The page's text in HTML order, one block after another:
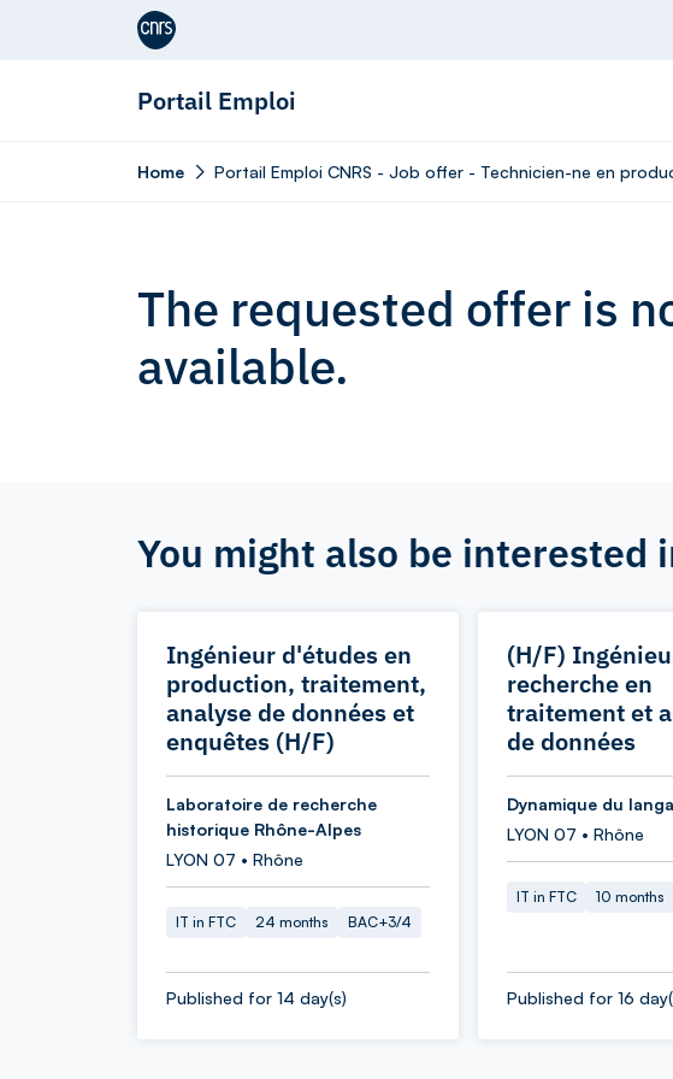
Aller au contenu
Portail Emploi
Home Portail Emploi CNRS - Job offer - Technicien-ne en
The requested offer is
available.
You might also be interested
Ingénieur d'études en
production, traitement,
analyse de données et
enquêtes (H/F)
Laboratoire de recherche
historique Rhône-Alpes
LYON 07 • Rhône
IT in FTC 24 months BAC+3/4
Published for 14 day(s)
(H/F)
recherche en
traitement et
de données
Dynamique du
LYON 07 • Rhône
IT in FTC 10 months
Published for 16